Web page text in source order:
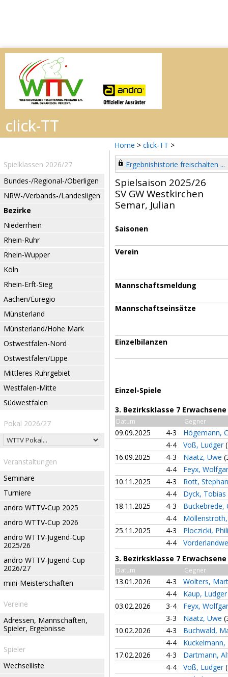
Home > click-TT >
Spielklassen 2026/27
Bundes-/Regional-/Oberligen
NRW-/Verbands-/Landesligen
Bezirke
Niederrhein
Rhein-Ruhr
Rhein-Wupper
Köln
Rhein-Erft-Sieg
Aachen/Euregio
Münsterland
Münsterland/Hohe Mark
Ostwestfalen-Nord
Ostwestfalen/Lippe
Mittleres Ruhrgebiet
Westfalen-Mitte
Südwestfalen
Pokal 2026/27
Veranstaltungen
Seminare
Turniere
andro WTTV-Cup 2025
andro WTTV-Cup 2026
andro WTTV-Jugend-Cup
2025/26
andro WTTV-Jugend-Cup
2026/27
mini-Meisterschaften
Vereine
Adressen, Mannschaften,
Spieler, Ergebnisse
Spieler
Wechselliste
Ergebnishistorie freischalten ...
Spielsaison 2025/26
SV GW Westkirchen
Semar, Julian
Saisonen
Verein
Mannschaftsmeldung
Mannschaftseinsätze
Einzelbilanzen
Einzel-Spiele
3. Bezirksklasse 7
Datum Gegner
09.09.2025 4-3
Högemann,
4-4
Voß, Ludger
16.09.2025
4-3 Naatz, Uwe
4-4
Feyx,
10.11.2025
4-3
Rott,
4-4
Dyck, Tobias
18.11.2025
4-3
4-4
25.11.2025
4-3
Ploczicki,
4-4
3. Bezirksklasse 7
Datum Gegner
13.01.2026 4-3
Wolters,
4-4
Kaup,
03.02.2026
3-4
Feyx,
3-3
Naatz, Uwe
10.02.2026
4-3
Buchwald,
4-4
17.02.2026
4-3
Dartmann,
4-4
Voß, Ludger